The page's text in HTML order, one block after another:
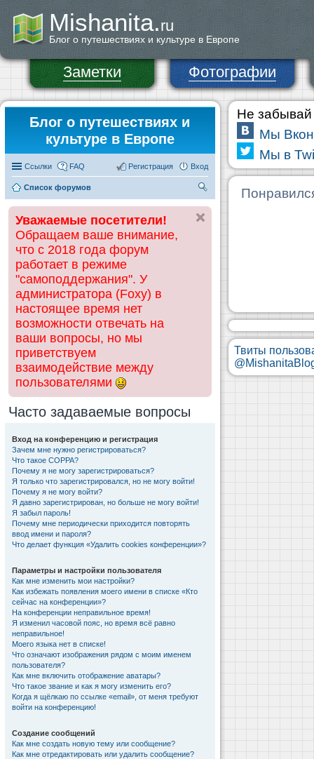
Mishanita.ru
Блог о путешествиях и культуре в Европе
Заметки Фотографии
Блог о путешествиях и
культуре в Европе
Ссылки FAQ Вход
Регистрация
Список форумов
ск
Уважаемые посетители!
Обращаем ваше внимание,
что с 2018 года форум
работает в режиме
"самоподдержания". У
администратора (Foxy) в
настоящее время нет
возможности отвечать на
ваши вопросы, но мы
приветствуем
взаимодействие между
пользователями
Часто задаваемые вопросы
Вход на конференцию и регистрация
Зачем мне нужно регистрироваться?
Что такое COPPA?
Почему я не могу зарегистрироваться?
Я только что зарегистрировался, но не могу войти!
Почему я не могу войти?
Я давно зарегистрирован, но больше не могу войти!
Я забыл пароль!
Почему мне периодически приходится повторять
ввод имени и пароля?
Что делает функция «Удалить cookies конференции»?
Параметры и настройки пользователя
Как мне изменить мои настройки?
Как избежать появления моего имени в списке «Кто
сейчас на конференции»?
На конференции неправильное время!
Я изменил часовой пояс, но время всё равно
неправильное!
Моего языка нет в списке!
Что означают изображения рядом с моим именем
пользователя?
Как мне включить отображение аватары?
Что такое звание и как я могу изменить его?
Когда я щёлкаю по ссылке «email», от меня требуют
войти на конференцию!
Создание сообщений
Как мне создать новую тему или сообщение?
Как мне отредактировать или удалить сообщение?
Не забывай
Мы
Мы в
Твиты